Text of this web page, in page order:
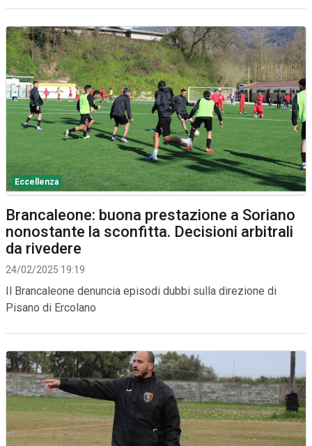
Eccellenza
Brancaleone: buona prestazione a Soriano
nonostante la sconfitta. Decisioni arbitrali
da rivedere
24/02/2025 19:19
Il Brancaleone denuncia episodi dubbi sulla direzione di
Pisano di Ercolano